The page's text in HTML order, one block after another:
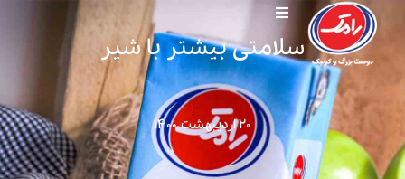
سلامتی بیشتر با شیر
۲۰ اردیبهشت ۱۴۰۰